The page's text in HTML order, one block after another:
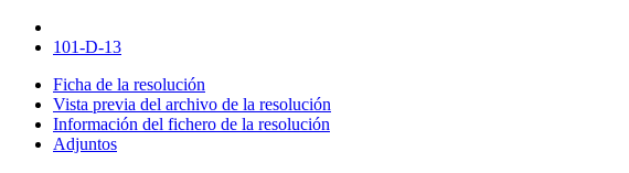
101-D-13
Ficha de la resolución
Vista previa del archivo de la resolución
Información del fichero de la resolución
Adjuntos